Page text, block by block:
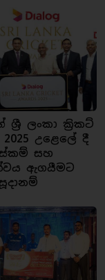
ලංකා ක්‍රිකට්
උළෙලේ දී
සහ
ඇගයීමට